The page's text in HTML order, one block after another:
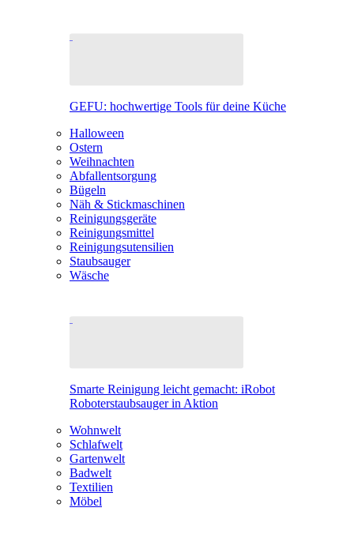
GEFU: hochwertige Tools für deine Küche
Halloween
Ostern
Weihnachten
Abfallentsorgung
Bügeln
Näh & Stickmaschinen
Reinigungsgeräte
Reinigungsmittel
Reinigungsutensilien
Staubsauger
Wäsche
Smarte Reinigung leicht gemacht: iRobot
Roboterstaubsauger in Aktion
Wohnwelt
Schlafwelt
Gartenwelt
Badwelt
Textilien
Möbel